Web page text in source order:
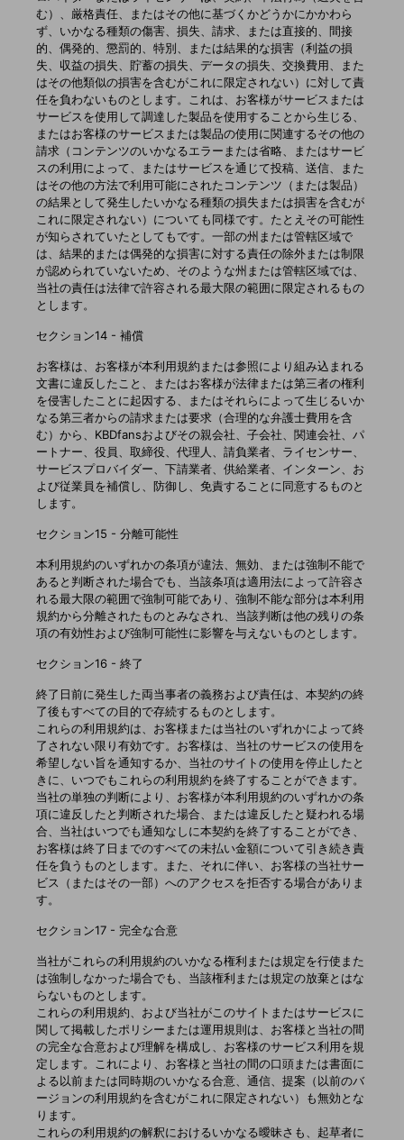
む）、厳格責任、またはその他に基づくかどうかにかかわら
ず、いかなる種類の傷害、損失、請求、または直接的、間接
的、偶発的、懲罰的、特別、または結果的な損害（利益の損
失、収益の損失、貯蓄の損失、データの損失、交換費用、また
はその他類似の損害を含むがこれに限定されない）に対して責
任を負わないものとします。これは、お客様がサービスまたは
サービスを使用して調達した製品を使用することから生じる、
またはお客様のサービスまたは製品の使用に関連するその他の
請求（コンテンツのいかなるエラーまたは省略、またはサービ
スの利用によって、またはサービスを通じて投稿、送信、また
はその他の方法で利用可能にされたコンテンツ（または製品）
の結果として発生したいかなる種類の損失または損害を含むが
これに限定されない）についても同様です。たとえその可能性
が知らされていたとしてもです。一部の州または管轄区域で
は、結果的または偶発的な損害に対する責任の除外または制限
が認められていないため、そのような州または管轄区域では、
当社の責任は法律で許容される最大限の範囲に限定されるもの
とします。
セクション14 - 補償
お客様は、お客様が本利用規約または参照により組み込まれる
文書に違反したこと、またはお客様が法律または第三者の権利
を侵害したことに起因する、またはそれらによって生じるいか
なる第三者からの請求または要求（合理的な弁護士費用を含
む）から、KBDfansおよびその親会社、子会社、関連会社、パ
ートナー、役員、取締役、代理人、請負業者、ライセンサー、
サービスプロバイダー、下請業者、供給業者、インターン、お
よび従業員を補償し、防御し、免責することに同意するものと
します。
セクション15 - 分離可能性
本利用規約のいずれかの条項が違法、無効、または強制不能で
あると判断された場合でも、当該条項は適用法によって許容さ
れる最大限の範囲で強制可能であり、強制不能な部分は本利用
規約から分離されたものとみなされ、当該判断は他の残りの条
項の有効性および強制可能性に影響を与えないものとします。
セクション16 - 終了
終了日前に発生した両当事者の義務および責任は、本契約の終
了後もすべての目的で存続するものとします。
これらの利用規約は、お客様または当社のいずれかによって終
了されない限り有効です。お客様は、当社のサービスの使用を
希望しない旨を通知するか、当社のサイトの使用を停止したと
きに、いつでもこれらの利用規約を終了することができます。
当社の単独の判断により、お客様が本利用規約のいずれかの条
項に違反したと判断された場合、または違反したと疑われる場
合、当社はいつでも通知なしに本契約を終了することができ、
お客様は終了日までのすべての未払い金額について引き続き責
任を負うものとします。また、それに伴い、お客様の当社サー
ビス（またはその一部）へのアクセスを拒否する場合がありま
す。
セクション17 - 完全な合意
当社がこれらの利用規約のいかなる権利または規定を行使また
は強制しなかった場合でも、当該権利または規定の放棄とはな
らないものとします。
これらの利用規約、および当社がこのサイトまたはサービスに
関して掲載したポリシーまたは運用規則は、お客様と当社の間
の完全な合意および理解を構成し、お客様のサービス利用を規
定します。これにより、お客様と当社の間の口頭または書面に
よる以前または同時期のいかなる合意、通信、提案（以前のバ
ージョンの利用規約を含むがこれに限定されない）も無効とな
ります。
これらの利用規約の解釈におけるいかなる曖昧さも、起草者に